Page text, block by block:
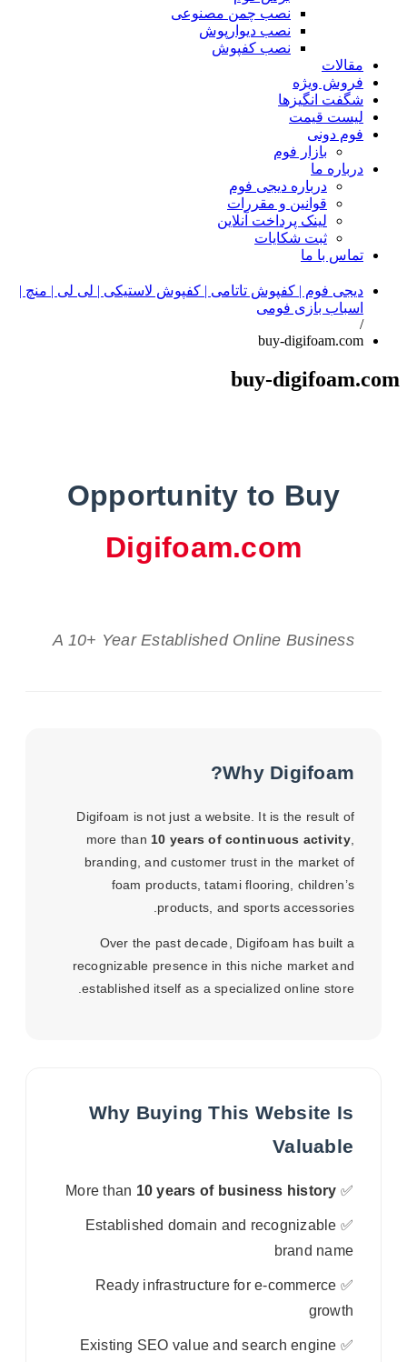
نصب چمن مصنوعی
نصب دیوارپوش
نصب کفپوش
مقالات
فروش ویژه
شگفت انگیزها
لیست قیمت
فوم دونی
بازار فوم
درباره ما
درباره دیجی فوم
قوانین و مقررات
لینک پرداخت آنلاین
ثبت شکایات
تماس با ما
دیجی فوم | کفپوش تاتامی | کفپوش لاستیکی | لی لی | منچ |
اسباب بازی فومی
/
buy-digifoam.com
buy-digifoam.com
Opportunity to Buy
Digifoam.com
A 10+ Year Established Online Business
Why Digifoam?
Digifoam is not just a website. It is the result of
more than 10 years of continuous activity,
branding, and customer trust in the market of
foam products, tatami flooring, children’s
products, and sports accessories.
Over the past decade, Digifoam has built a
recognizable presence in this niche market and
established itself as a specialized online store.
Why Buying This Website Is
Valuable
✅ More than
10 years of business history
✅ Established domain and recognizable
brand name
✅ Ready infrastructure for e-commerce
growth
✅ Existing SEO value and search engine